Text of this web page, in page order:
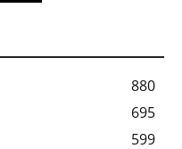
880
695
599